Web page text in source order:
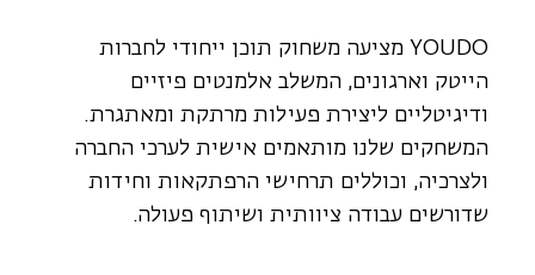
YOUDO מציעה משחוק תוכן ייחודי לחברות
הייטק וארגונים, המשלב אלמנטים פיזיים
ודיגיטליים ליצירת פעילות מרתקת ומאתגרת.
המשחקים שלנו מותאמים אישית לערכי החברה
ולצרכיה, וכוללים תרחישי הרפתקאות וחידות
שדורשים עבודה ציוותית ושיתוף פעולה.